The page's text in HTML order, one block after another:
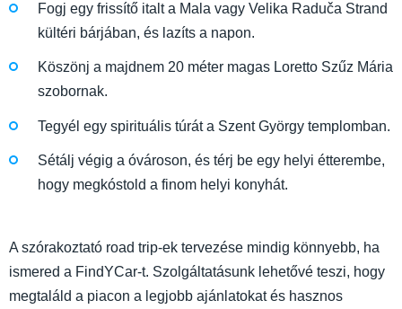
Fogj egy frissítő italt a Mala vagy Velika Raduča Strand
kültéri bárjában, és lazíts a napon.
Köszönj a majdnem 20 méter magas Loretto Szűz Mária
szobornak.
Tegyél egy spirituális túrát a Szent György templomban.
Sétálj végig a óvároson, és térj be egy helyi étterembe,
hogy megkóstold a finom helyi konyhát.
A szórakoztató road trip-ek tervezése mindig könnyebb, ha
ismered a FindYCar-t. Szolgáltatásunk lehetővé teszi, hogy
megtaláld a piacon a legjobb ajánlatokat és hasznos